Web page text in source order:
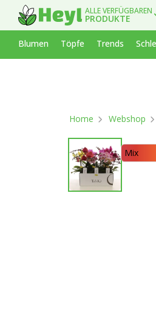
ALLE VERFÜGBAREN
PRODUKTE
Blumen Töpfe Trends
Home Webshop
Mix